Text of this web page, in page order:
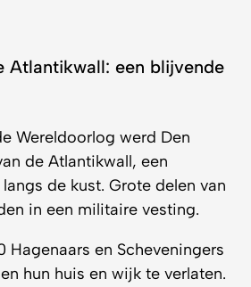
Atlantikwall: een blijvende
Wereldoorlog werd Den
de Atlantikwall, een
de kust. Grote delen van
in een militaire vesting.
Hagenaars en Scheveningers
hun huis en wijk te verlaten.